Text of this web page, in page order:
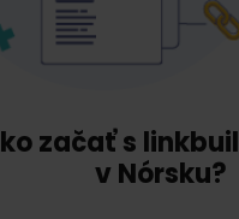
začať s
v Nórsku?